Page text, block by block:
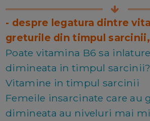
- despre legatura dintre
greturile din timpul
Poate vitamina B6 sa
dimineata in timpul sarcinii?
Vitamine in timpul sarcinii
Femeile insarcinate care au
dimineata au niveluri mai